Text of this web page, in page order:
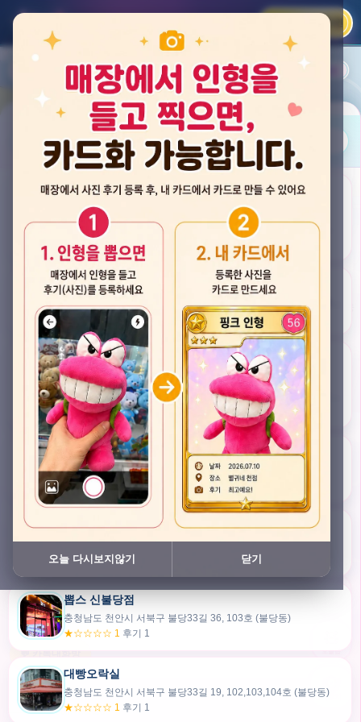
카카오 로그인
평점순 내 주변 즐겨찾기
뽑스 천안 불당점
★★★★☆ 4.2 후기 33
게임플렉스 불당동점
★★★☆☆ 2.5 후기 4
뽑기랜드
★★★★★ 4.7후기 47
픽스팟 불당점
충청남도 천안시 서북구 불당33길 47, 106호 (불당동)
★☆☆☆☆ 1 후기 1
쿠보 신불당점
충청남도 천안시 서북구 불당33길 35, 105호 (불당동)
★★★☆☆ 2.5후기 2
뽑스 신불당점
충청남도 천안시 서북구 불당33길 36, 103호 (불당동)
★☆☆☆☆ 1 후기 1
대빵오락실
충청남도 천안시 서북구 불당33길 19, 102,103,104호 (불당동)
★☆☆☆☆ 1 후기 1
30m
내위치
💬 카톡대화방
오늘 다시보지않기 닫기